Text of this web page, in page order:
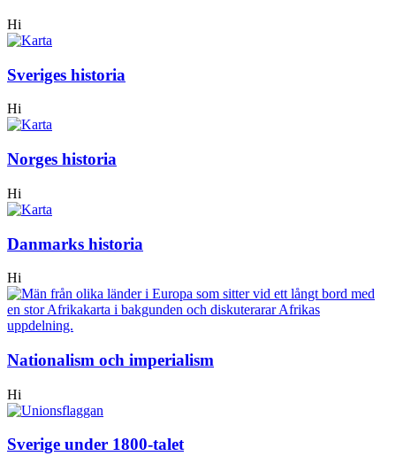
Hi
Sveriges historia
Hi
Norges historia
Hi
Danmarks historia
Hi
Nationalism och imperialism
Hi
Sverige under 1800-talet